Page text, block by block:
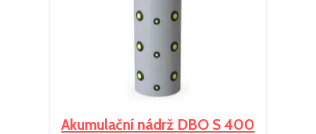
Akumulační nádrž DBO S 400